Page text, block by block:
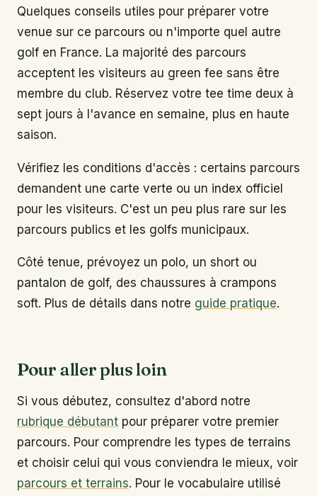
Quelques conseils utiles pour préparer votre
venue sur ce parcours ou n'importe quel autre
golf en France. La majorité des parcours
acceptent les visiteurs au green fee sans être
membre du club. Réservez votre tee time deux à
sept jours à l'avance en semaine, plus en haute
saison.
Vérifiez les conditions d'accès : certains parcours
demandent une carte verte ou un index officiel
pour les visiteurs. C'est un peu plus rare sur les
parcours publics et les golfs municipaux.
Côté tenue, prévoyez un polo, un short ou
pantalon de golf, des chaussures à crampons
soft. Plus de détails dans notre guide pratique.
Pour aller plus loin
Si vous débutez, consultez d'abord notre
rubrique débutant pour préparer votre premier
parcours. Pour comprendre les types de terrains
et choisir celui qui vous conviendra le mieux, voir
parcours et terrains. Pour le vocabulaire utilisé